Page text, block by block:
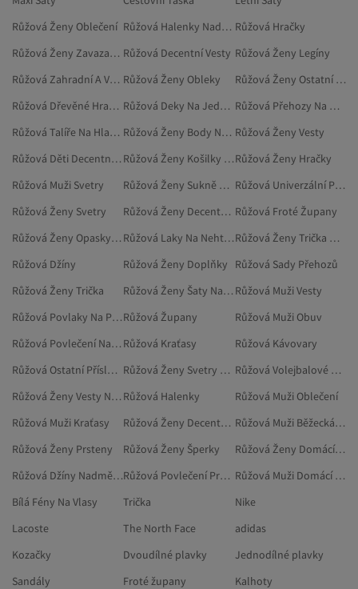
Růžová Ženy Oblečení
Růžová Halenky Nadměrné Velikosti Růžová Hračky
Růžová Ženy Zavazadla Růžová Decentní Vesty Růžová Ženy Legíny
Růžová Zahradní A Venkovní Hračky Růžová Ženy Obleky
Růžová Ženy Ostatní Příslušenství
Růžová Dřevěné Hračky
Růžová Deky Na Jednolůžko
Růžová Přehozy Na Dvoulůžko
Růžová Talíře Na Hlavní Chod
Růžová Ženy Body Nadměrné Velikosti Růžová Ženy Vesty
Růžová Děti Decentní Oděvy
Růžová Ženy Košilky Nadměrné VelikostiRůžová Ženy Hračky
Růžová Muži Svetry
Růžová Ženy Sukně Nadměrné Velikosti
Růžová Univerzální Pera
Růžová Ženy Svetry
Růžová Ženy Decentní Dvoudílné Sady Růžová Froté Župany
Růžová Ženy Opasky A Šle
Růžová Laky Na Nehty A Odstraňovače Laku
Růžová Ženy Trička Nadměrné Velikosti
Růžová Džíny
Růžová Ženy Doplňky
Růžová Sady Přehozů
Růžová Ženy Trička
Růžová Ženy Šaty Nadměrné Velikosti Růžová Muži Vesty
Růžová Povlaky Na PolštářeRůžová Župany
Růžová Muži Obuv
Růžová Povlečení Na Jednolůžko Růžová Kraťasy
Růžová Kávovary
Růžová Ostatní Příslušenství
Růžová Ženy Svetry Nadměrné Velikosti
Růžová Volejbalové Produkty
Růžová Ženy Vesty Nadměrné Velikosti Růžová Halenky
Růžová Muži Oblečení
Růžová Muži Kraťasy
Růžová Ženy Decentní Vesty
Růžová Muži Běžecká Obuv
Růžová Ženy Prsteny
Růžová Ženy Šperky
Růžová Ženy Domácí Oblečení
Růžová Džíny Nadměrné Velikosti
Růžová Povlečení Pro Dvě Osoby
Růžová Muži Domácí Oblečení
Bílá Fény Na Vlasy
Trička
Nike
Lacoste
The North Face
adidas
Kozačky
Dvoudílné plavky
Jednodílné plavky
Sandály
Froté župany
Kalhoty